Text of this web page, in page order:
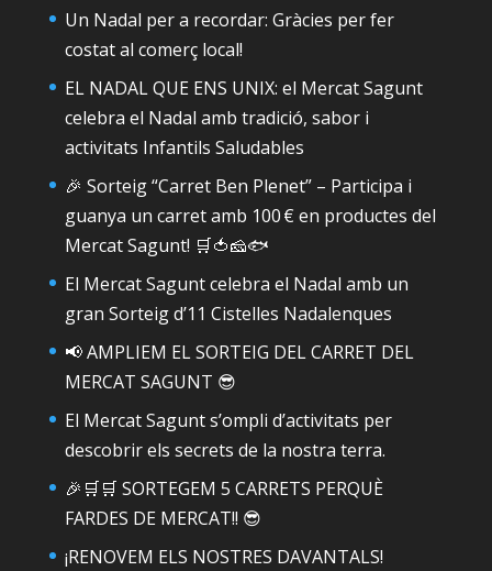
Un Nadal per a recordar: Gràcies per fer
costat al comerç local!
EL NADAL QUE ENS UNIX: el Mercat Sagunt
celebra el Nadal amb tradició, sabor i
activitats Infantils Saludables
🎉 Sorteig “Carret Ben Plenet” – Participa i
guanya un carret amb 100 € en productes del
Mercat Sagunt! 🛒🍅🧀🐟
El Mercat Sagunt celebra el Nadal amb un
gran Sorteig d’11 Cistelles Nadalenques
📢 AMPLIEM EL SORTEIG DEL CARRET DEL
MERCAT SAGUNT 😎
El Mercat Sagunt s’ompli d’activitats per
descobrir els secrets de la nostra terra.
🎉🛒🛒 SORTEGEM 5 CARRETS PERQUÈ
FARDES DE MERCAT!! 😎
¡RENOVEM ELS NOSTRES DAVANTALS!